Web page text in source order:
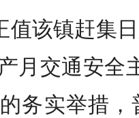
值该镇赶集
月交通安全
务实举措